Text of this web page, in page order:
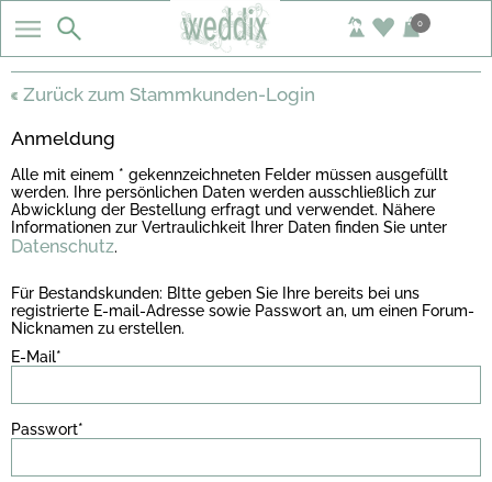
0
Zurück zum Stammkunden-Login
Anmeldung
Alle mit einem * gekennzeichneten Felder müssen ausgefüllt
werden. Ihre persönlichen Daten werden ausschließlich zur
Abwicklung der Bestellung erfragt und verwendet. Nähere
Informationen zur Vertraulichkeit Ihrer Daten finden Sie unter
Datenschutz.
Für Bestandskunden: BItte geben Sie Ihre bereits bei uns
registrierte E-mail-Adresse sowie Passwort an, um einen Forum-
Nicknamen zu erstellen.
E-Mail*
Passwort*